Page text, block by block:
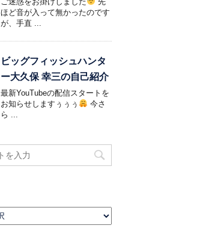
ほど音が入って無かったのです
が、手直 ...
ビッグフィッシュハンタ
ー大久保 幸三の自己紹介
最新YouTubeの配信スタートを
お知らせしますぅぅぅ
今さ
ら ...